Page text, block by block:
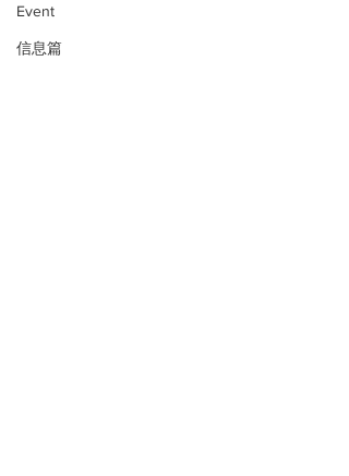
Event
信息篇